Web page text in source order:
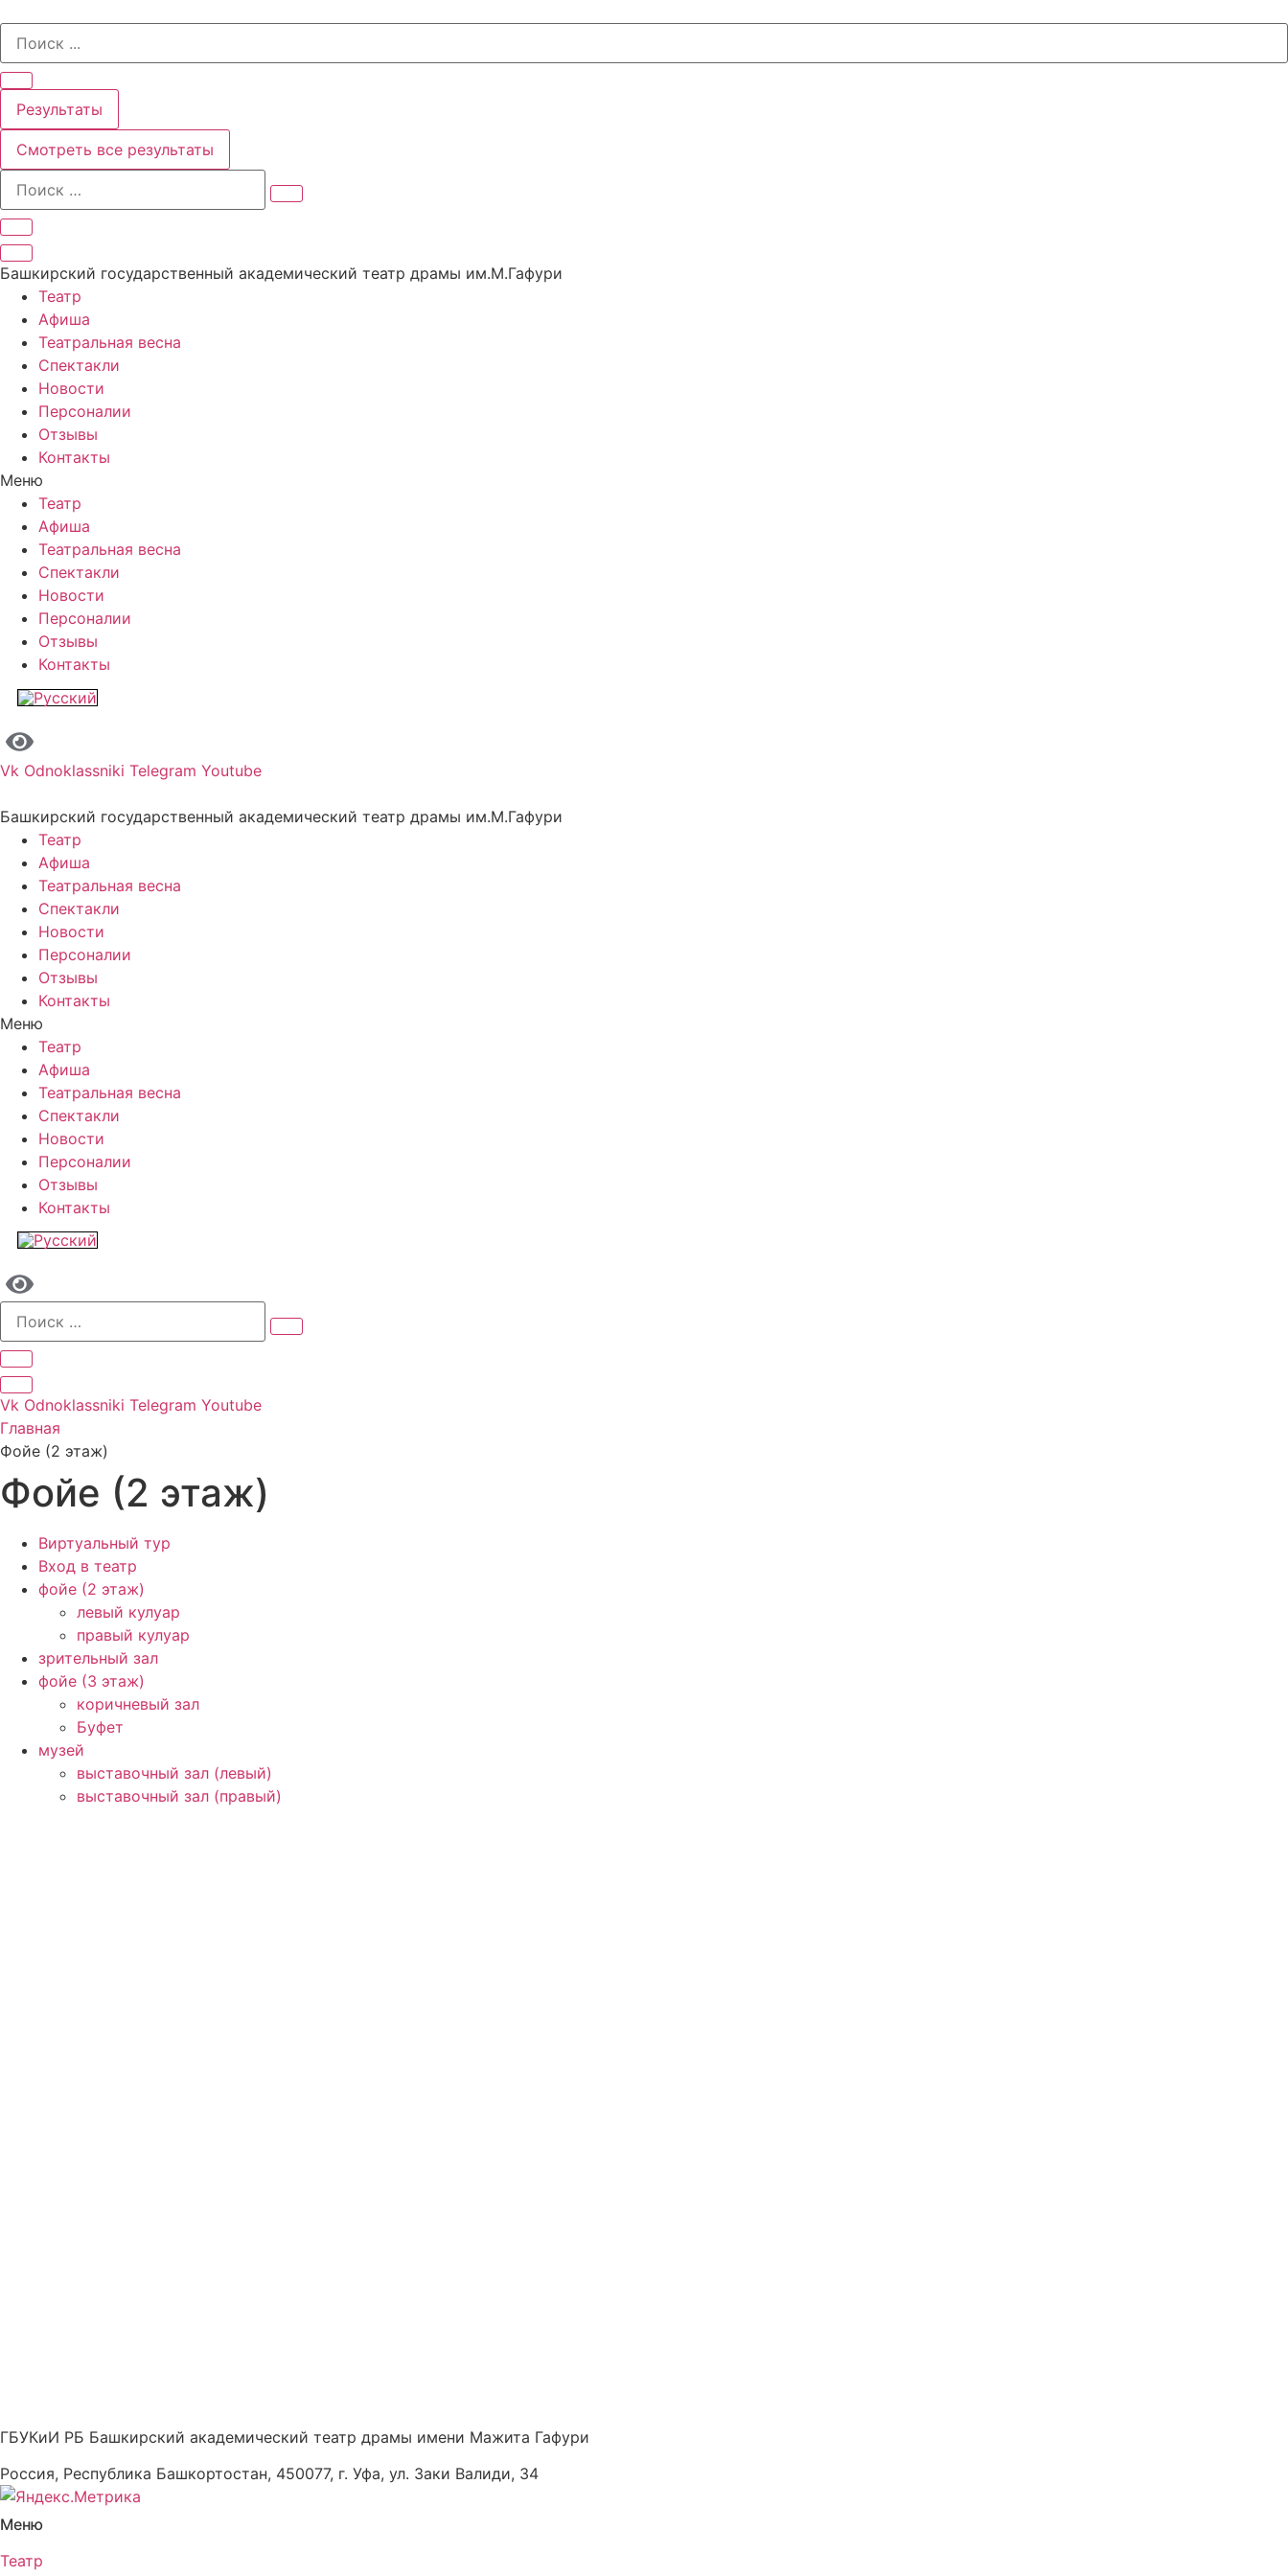
содержимому
Search
Результаты
Смотреть все результаты
Башкирский государственный академический театр драмы им.М.Гафури
Театр
Афиша
Театральная весна
Спектакли
Новости
Персоналии
Отзывы
Контакты
Меню
Театр
Афиша
Театральная весна
Спектакли
Новости
Персоналии
Отзывы
Контакты
Vk Odnoklassniki Telegram Youtube
Башкирский государственный академический театр драмы им.М.Гафури
Театр
Афиша
Театральная весна
Спектакли
Новости
Персоналии
Отзывы
Контакты
Меню
Театр
Афиша
Театральная весна
Спектакли
Новости
Персоналии
Отзывы
Контакты
Vk Odnoklassniki Telegram Youtube
Главная
Фойе (2 этаж)
Фойе (2 этаж)
Виртуальный тур
Вход в театр
фойе (2 этаж)
левый кулуар
правый кулуар
зрительный зал
фойе (3 этаж)
коричневый зал
Буфет
музей
выставочный зал (левый)
выставочный зал (правый)
ГБУКиИ РБ Башкирский академический театр драмы имени Мажита Гафури
Россия, Республика Башкортостан, 450077, г. Уфа, ул. Заки Валиди, 34
Меню
Театр